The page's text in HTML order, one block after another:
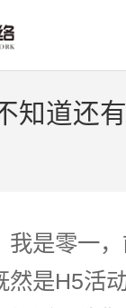
知道还
我是零一
然是H5活